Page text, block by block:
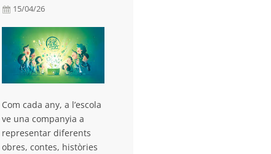
15/04/26
Com cada any, a l’escola
ve una companyia a
representar diferents
obres, contes, històries